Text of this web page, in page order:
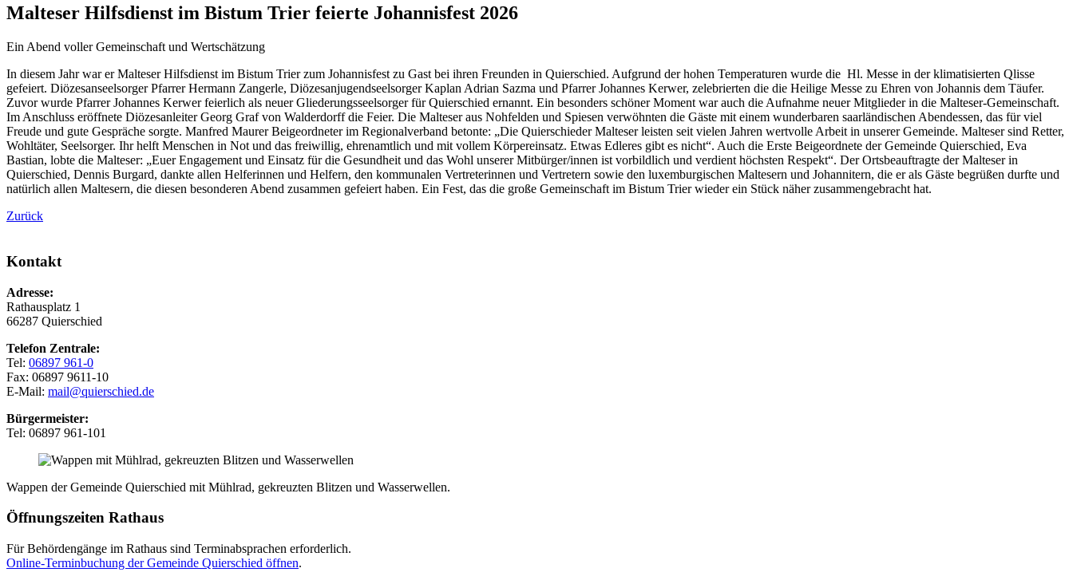
Malteser Hilfsdienst im Bistum Trier feierte Johannisfest 2026
Ein Abend voller Gemeinschaft und Wertschätzung
In diesem Jahr war er Malteser Hilfsdienst im Bistum Trier zum Johannisfest zu Gast bei ihren Freunden in Quierschied. Aufgrund der hohen Temperaturen wurde die Hl. Messe in der klimatisierten Qlisse
gefeiert. Diözesanseelsorger Pfarrer Hermann Zangerle, Diözesanjugendseelsorger Kaplan Adrian Sazma und Pfarrer Johannes Kerwer, zelebrierten die die Heilige Messe zu Ehren von Johannis dem Täufer.
Zuvor wurde Pfarrer Johannes Kerwer feierlich als neuer Gliederungsseelsorger für Quierschied ernannt. Ein besonders schöner Moment war auch die Aufnahme neuer Mitglieder in die Malteser‑Gemeinschaft.
Im Anschluss eröffnete Diözesanleiter Georg Graf von Walderdorff die Feier. Die Malteser aus Nohfelden und Spiesen verwöhnten die Gäste mit einem wunderbaren saarländischen Abendessen, das für viel
Freude und gute Gespräche sorgte. Manfred Maurer Beigeordneter im Regionalverband betonte: „Die Quierschieder Malteser leisten seit vielen Jahren wertvolle Arbeit in unserer Gemeinde. Malteser sind Retter,
Wohltäter, Seelsorger. Ihr helft Menschen in Not und das freiwillig, ehrenamtlich und mit vollem Körpereinsatz. Etwas Edleres gibt es nicht“. Auch die Erste Beigeordnete der Gemeinde Quierschied, Eva
Bastian, lobte die Malteser: „Euer Engagement und Einsatz für die Gesundheit und das Wohl unserer Mitbürger/innen ist vorbildlich und verdient höchsten Respekt“. Der Ortsbeauftragte der Malteser in
Quierschied, Dennis Burgard, dankte allen Helferinnen und Helfern, den kommunalen Vertreterinnen und Vertretern sowie den luxemburgischen Maltesern und Johannitern, die er als Gäste begrüßen durfte und
natürlich allen Maltesern, die diesen besonderen Abend zusammen gefeiert haben. Ein Fest, das die große Gemeinschaft im Bistum Trier wieder ein Stück näher zusammengebracht hat.
Zurück
Kontakt
Adresse:
Rathausplatz 1
66287 Quierschied
Telefon Zentrale:
Tel: 06897 961-0
Fax: 06897 9611-10
E-Mail: mail@quierschied.de
Bürgermeister:
Tel: 06897 961-101
Wappen der Gemeinde Quierschied mit Mühlrad, gekreuzten Blitzen und Wasserwellen.
Öffnungszeiten Rathaus
Für Behördengänge im Rathaus sind Terminabsprachen erforderlich.
Online-Terminbuchung der Gemeinde Quierschied öffnen.